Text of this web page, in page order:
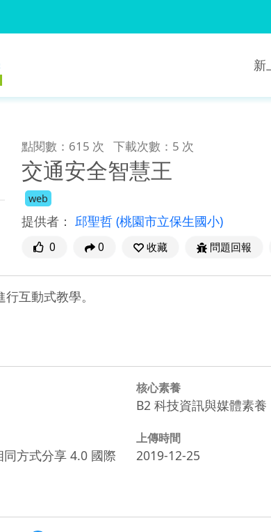
新
點閱數：615 次 下載次數：5 次
交通安全智慧王
web
提供者： 邱聖哲 (桃園市立保生國小)
0 0 收藏 問題回報
互動式教學。
核心素養
B2 科技資訊與媒體素養
方式分享 4.0 國際
上傳時間
2019-12-25